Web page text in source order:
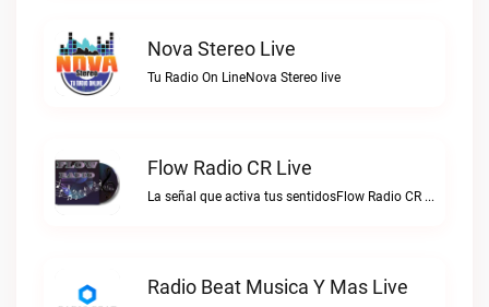
Nova Stereo Live
Tu Radio On LineNova Stereo live
Flow Radio CR Live
La señal que activa tus sentidosFlow Radio CR live
Radio Beat Musica Y Mas Live